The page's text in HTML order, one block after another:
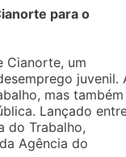
para o
Cianorte, um
juvenil.
mas também
Lançado
do Trabalho,
Agência do